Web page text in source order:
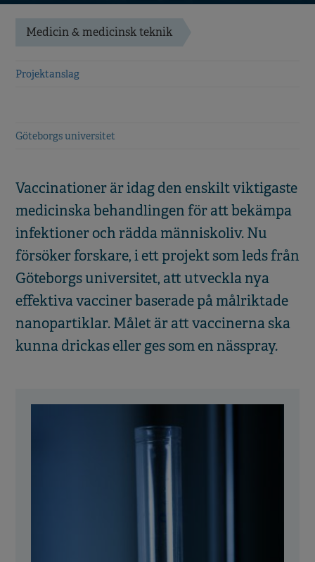
Medicin & medicinsk teknik
Projektanslag
Göteborgs universitet
Vaccinationer är idag den enskilt viktigaste
medicinska behandlingen för att bekämpa
infektioner och rädda människoliv. Nu
försöker forskare, i ett projekt som leds från
Göteborgs universitet, att utveckla nya
effektiva vacciner baserade på målriktade
nanopartiklar. Målet är att vaccinerna ska
kunna drickas eller ges som en nässpray.